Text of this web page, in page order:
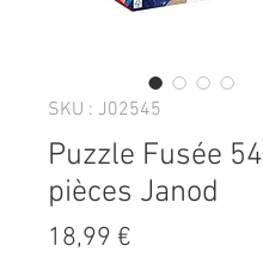
SKU : J02545
Puzzle Fusée 54
pièces Janod
18,99 €